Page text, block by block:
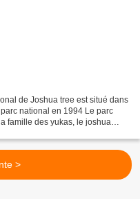
de Joshua tree est situé dans
national en 1994 Le parc
famille des yukas, le joshua
>